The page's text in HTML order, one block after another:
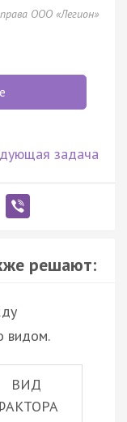
ООО «Легион»
задача
решают:
видом.
ВИД